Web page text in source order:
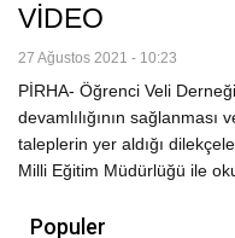
VİDEO
27 Ağustos 2021 - 10:23
PİRHA- Öğrenci Veli
devamlılığının sağlanması
taleplerin yer aldığı
Milli Eğitim Müdürlüğü ile
Populer